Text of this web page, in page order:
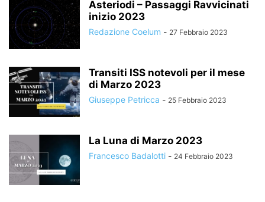
Asteriodi – Passaggi Ravvicinati
inizio 2023
Redazione Coelum - 27 Febbraio 2023
Transiti ISS notevoli per il mese
di Marzo 2023
Giuseppe Petricca - 25 Febbraio 2023
La Luna di Marzo 2023
Francesco Badalotti - 24 Febbraio 2023